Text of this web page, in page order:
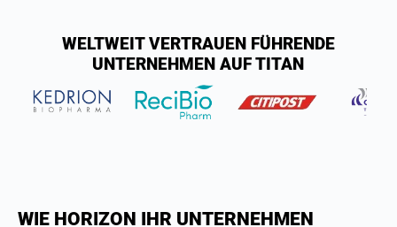
WELTWEIT VERTRAUEN FÜHRENDE
UNTERNEHMEN AUF TITAN
WIE HORIZON IHR UNTERNEHMEN